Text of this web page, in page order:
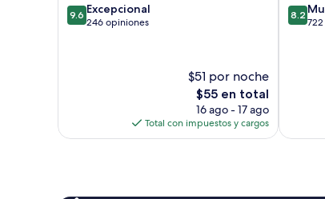
9.6
de
9.6 Excepcional
246 opiniones
$51 por noche
El
precio
actual
es
$55 en total
16 ago - 17 ago
Total con impuestos y cargos
8.2
de
8.2